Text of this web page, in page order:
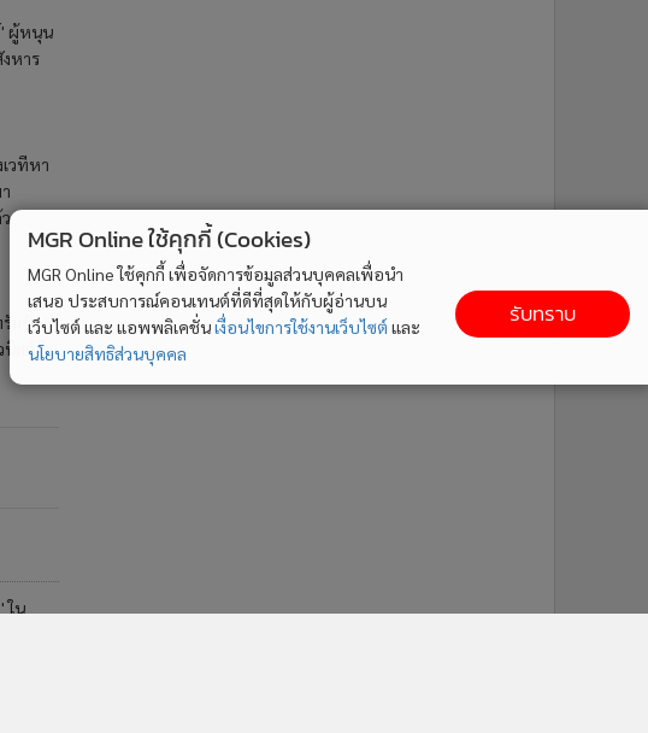
ผู้หนุน
หาร
วทีหา
รัมป์-
นิสต์จีน
จ่อพุ่ง
MGR Online ใช้คุกกี้ (Cookies)
MGR Online ใช้คุกกี้ เพื่อจัดการข้อมูลส่วนบุคคลเพื่อนำ
เสนอ ประสบการณ์คอนเทนต์ที่ดีที่สุดให้กับผู้อ่านบน
เว็บไซต์ และ แอพพลิเคชั่นเงื่อนไขการใช้งานเว็บไซต์ และ
นโยบายสิทธิส่วนบุคคล
รับทราบ